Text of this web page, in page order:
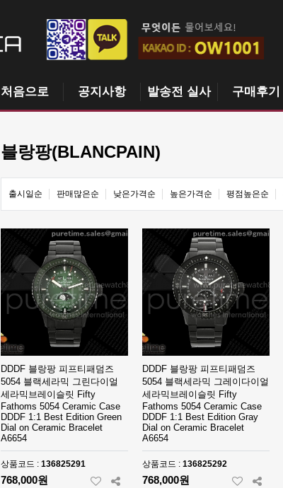
처음으로 공지사항 발송전 실사 구매후기
블랑팡(BLANCPAIN)
출시일순 판매많은순 낮은가격순 높은가격순 평점높은순
DDDF 블랑팡 피프티패덤즈
5054 블랙세라믹 그린다이얼
세라믹브레이슬릿 Fifty
Fathoms 5054 Ceramic Case
DDDF 1:1 Best Edition Green
Dial on Ceramic Bracelet
A6654
상품코드 : 136825291
768,000원
DDDF 블랑팡 피프티패덤즈
5054 블랙세라믹 그레이다이얼
세라믹브레이슬릿 Fifty
Fathoms 5054 Ceramic Case
DDDF 1:1 Best Edition Gray
Dial on Ceramic Bracelet
A6654
상품코드 : 136825292
768,000원